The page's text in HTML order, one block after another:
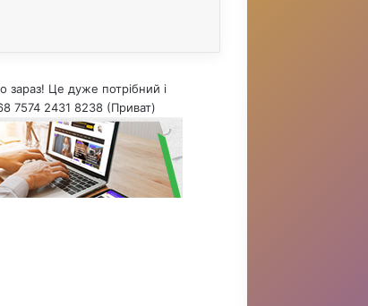
зараз! Це дуже потрібний і
7574 2431 8238 (Приват)